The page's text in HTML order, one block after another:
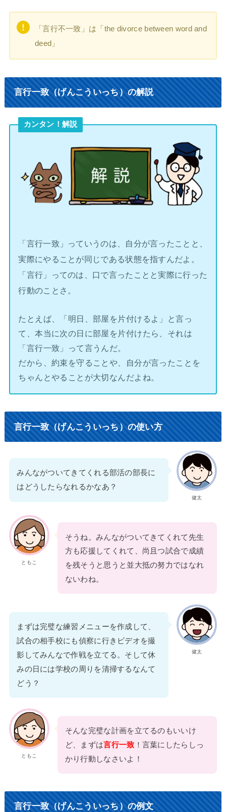
「言行不一致」は「the divorce between word and
deed」
言行一致（げんこういっち）の解説
カンタン！解説
「言行一致」っていうのは、自分が言ったことと、
実際にやることが同じである状態を指すんだよ。
「言行」ってのは、口で言ったことと実際に行った
行動のことさ。
たとえば、「明日、部屋を片付けるよ」と言っ
て、本当に次の日に部屋を片付けたら、それは
「言行一致」って言うんだ。
だから、約束を守ることや、自分が言ったことを
ちゃんとやることが大切なんだよね。
言行一致（げんこういっち）の使い方
健太
みんながついてきてくれる部活の部長に
はどうしたらなれるかなあ？
ともこ
そうね。みんながついてきてくれて先生
方も応援してくれて、尚且つ試合で成績
を残そうと思うと並大抵の努力ではなれ
ないわね。
健太
まずは完璧な練習メニューを作成して、
試合の相手校にも偵察に行きビデオを撮
影してみんなで作戦を立てる。そして休
みの日には学校の周りを清掃するなんて
どう？
ともこ
そんな完璧な計画を立てるのもいいけ
ど、まずは言行一致 ！言葉にしたらしっ
かり行動しなさいよ！
言行一致（げんこういっち）の例文